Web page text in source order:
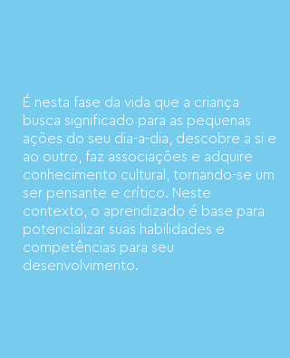
É nesta fase da vida que a criança
busca significado para as pequenas
ações do seu dia-a-dia, descobre a si e
ao outro, faz associações e adquire
conhecimento cultural, tornando-se um
ser pensante e crítico. Neste
contexto, o aprendizado é base para
potencializar suas habilidades e
competências para seu
desenvolvimento.